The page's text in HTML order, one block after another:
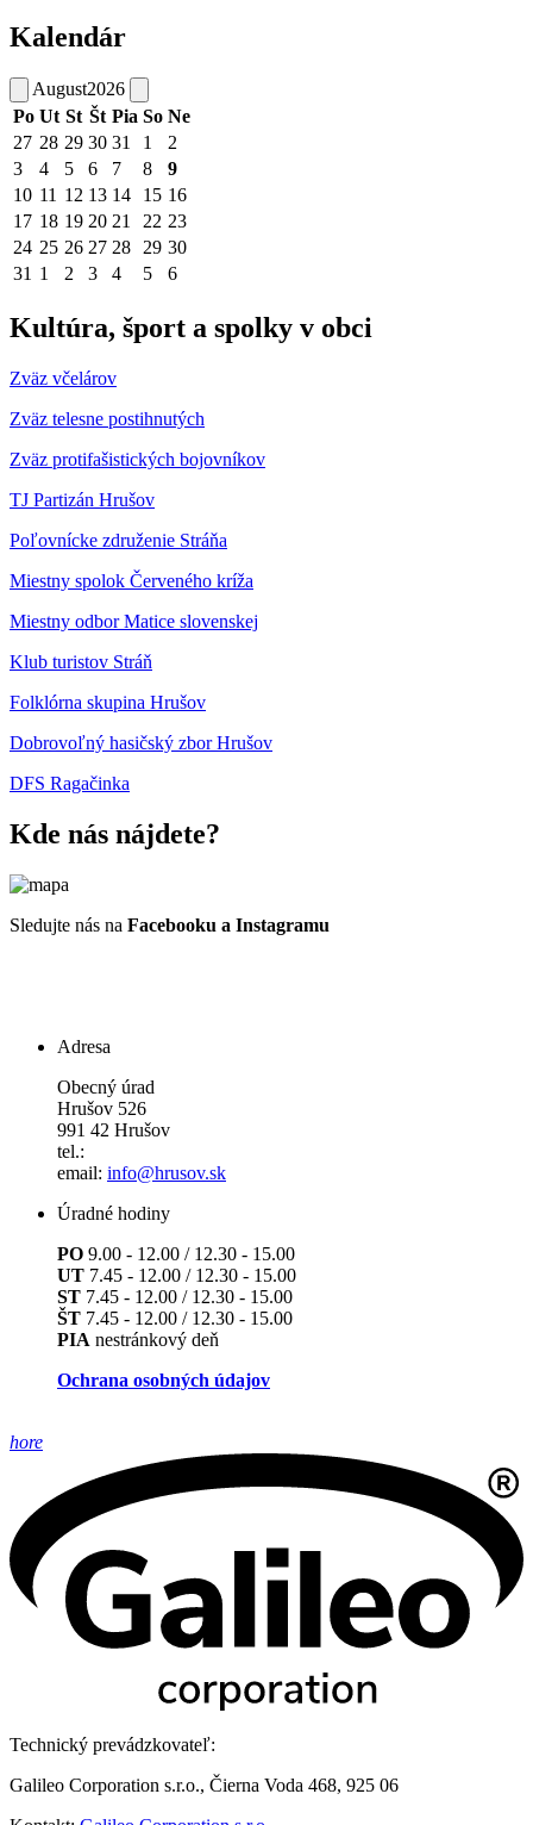
Kalendár
August2026
Po Ut St Št Pia So Ne
27 28 29 30 31 1
2
3
4 5 6 7 8
9
10 11 12 13 14 15 16
17 18 19 20 21 22 23
24 25 26 27 28 29 30
31 1 2 3 4 5 6
Kultúra, šport a spolky v obci
Zväz včelárov
Zväz telesne postihnutých
Zväz protifašistických bojovníkov
TJ Partizán Hrušov
Poľovnícke združenie Stráňa
Miestny spolok Červeného kríža
Miestny odbor Matice slovenskej
Klub turistov Stráň
Folklórna skupina Hrušov
Dobrovoľný hasičský zbor Hrušov
DFS Ragačinka
Kde nás nájdete?
Sledujte nás na Facebooku a Instagramu
Adresa
Obecný úrad
Hrušov 526
991 42 Hrušov
tel.:
email: info@hrusov.sk
Úradné hodiny
PO 9.00 - 12.00 / 12.30 - 15.00
UT 7.45 - 12.00 / 12.30 - 15.00
ST 7.45 - 12.00 / 12.30 - 15.00
ŠT 7.45 - 12.00 / 12.30 - 15.00
PIA nestránkový deň
Ochrana osobných údajov
hore
Technický prevádzkovateľ:
Galileo Corporation s.r.o., Čierna Voda 468, 925 06